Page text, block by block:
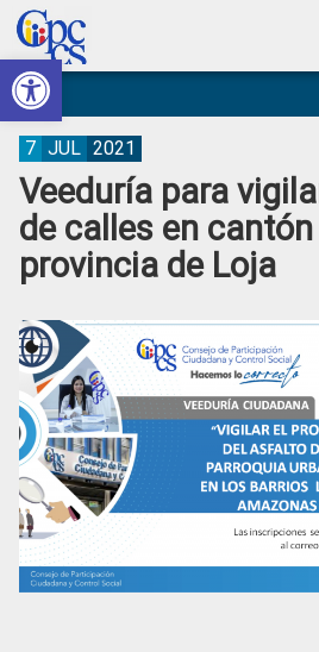
Abrir barra de herramientas
Skip
to
primary
navigation
Skip
to
main
content
Skip
to
primary
sidebar
Skip
to
footer
Consejo
de
Participación
Ciudadana
Control
Social
Construyendo
Poder
Ciudadano
Veeduría para
de calles en
provincia de Loja
7 JUL 2021